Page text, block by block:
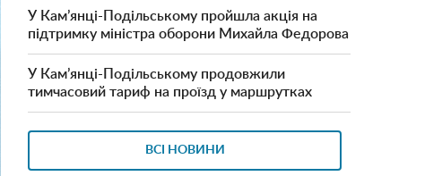
У Кам’янці-Подільському пройшла акція на
підтримку міністра оборони Михайла Федорова
У Кам’янці-Подільському продовжили
тимчасовий тариф на проїзд у маршрутках
ВСІ НОВИНИ